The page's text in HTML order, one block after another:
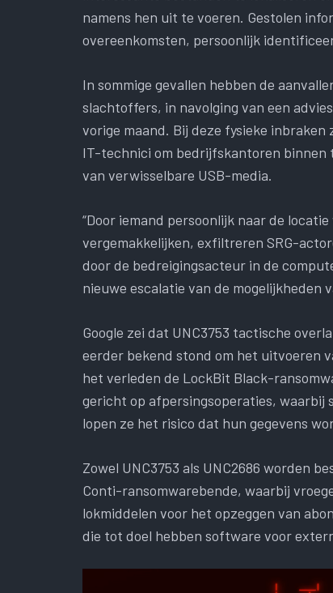
namens hen uit te voeren. Gestolen
overeenkomsten, persoonlijk
In sommige gevallen hebben de
slachtoffers, in navolging van een
vorige maand. Bij deze fysieke
IT-technici om bedrijfskantoren binnen
van verwisselbare USB-media.
“Door iemand persoonlijk naar de
vergemakkelijken, exfiltreren SRG-
door de bedreigingsacteur in de
nieuwe escalatie van de mogelijkheden
Google zei dat UNC3753 tactische
eerder bekend stond om het uitvoeren
het verleden de LockBit Black-
gericht op afpersingsoperaties, waarbij
lopen ze het risico dat hun gegevens
Zowel UNC3753 als UNC2686 worden
Conti-ransomwarebende, waarbij
lokmiddelen voor het opzeggen van
die tot doel hebben software voor